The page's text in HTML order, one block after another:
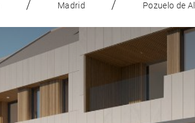
Madrid Pozuelo de